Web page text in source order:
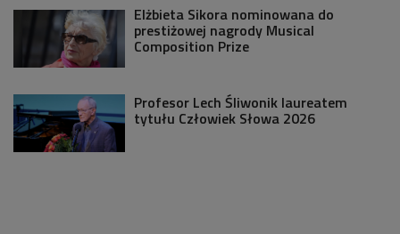
Elżbieta Sikora nominowana do
prestiżowej nagrody Musical
Composition Prize
Profesor Lech Śliwonik laureatem
tytułu Człowiek Słowa 2026